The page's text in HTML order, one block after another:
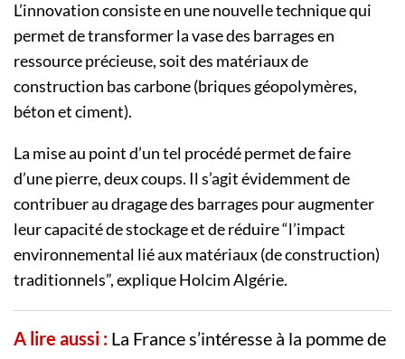
L’innovation consiste en une nouvelle technique qui
permet de transformer la vase des barrages en
ressource précieuse, soit des matériaux de
construction bas carbone (briques géopolymères,
béton et ciment).
La mise au point d’un tel procédé permet de faire
d’une pierre, deux coups. Il s’agit évidemment de
contribuer au dragage des barrages pour augmenter
leur capacité de stockage et de réduire “l’impact
environnemental lié aux matériaux (de construction)
traditionnels”, explique Holcim Algérie.
A lire aussi : La France s’intéresse à la pomme de